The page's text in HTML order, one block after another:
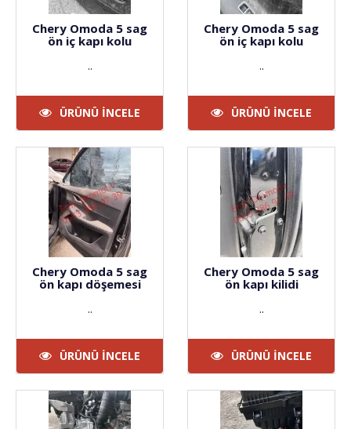
Chery Omoda 5 sag
ön iç kapı kolu
..
ÜRÜNÜ İNCELE
Chery Omoda 5 sag
ön iç kapı kolu
..
ÜRÜNÜ İNCELE
Chery Omoda 5 sag
ön kapı döşemesi
..
ÜRÜNÜ İNCELE
Chery Omoda 5 sag
ön kapı kilidi
..
ÜRÜNÜ İNCELE